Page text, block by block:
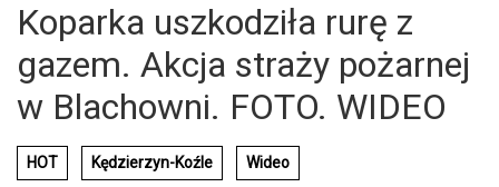
Koparka uszkodziła rurę z
gazem. Akcja straży pożarnej
w Blachowni. FOTO. WIDEO
HOT Kędzierzyn-Koźle Wideo